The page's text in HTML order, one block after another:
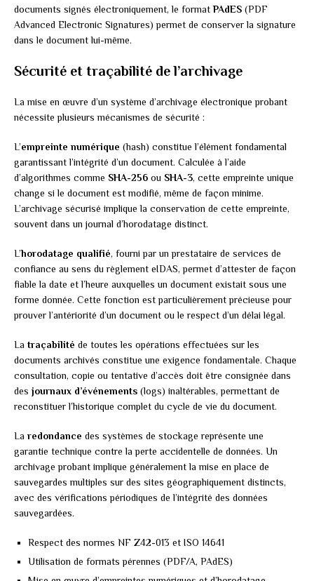
documents signés électroniquement, le formatPAdES (PDF
Advanced Electronic Signatures) permet de conserver la signature
dans le document lui-même.
Sécurité et traçabilité de l’archivage
La mise en œuvre d’un système d’archivage électronique probant
nécessite plusieurs mécanismes de sécurité :
L’empreinte numérique (hash) constitue l’élément fondamental
garantissant l’intégrité d’un document. Calculée à l’aide
d’algorithmes comme SHA-256 ou SHA-3, cette empreinte unique
change si le document est modifié, même de façon minime.
L’archivage sécurisé implique la conservation de cette empreinte,
souvent dans un journal d’horodatage distinct.
L’horodatage qualifié, fourni par un prestataire de services de
confiance au sens du règlement eIDAS, permet d’attester de façon
fiable la date et l’heure auxquelles un document existait sous une
forme donnée. Cette fonction est particulièrement précieuse pour
prouver l’antériorité d’un document ou le respect d’un délai légal.
La traçabilité de toutes les opérations effectuées sur les
documents archivés constitue une exigence fondamentale. Chaque
consultation, copie ou tentative d’accès doit être consignée dans
des journaux d’événements (logs) inaltérables, permettant de
reconstituer l’historique complet du cycle de vie du document.
La redondance des systèmes de stockage représente une
garantie technique contre la perte accidentelle de données. Un
archivage probant implique généralement la mise en place de
sauvegardes multiples sur des sites géographiquement distincts,
avec des vérifications périodiques de l’intégrité des données
sauvegardées.
Respect des normes NF Z42-013 et ISO 14641
Utilisation de formats pérennes (PDF/A, PAdES)